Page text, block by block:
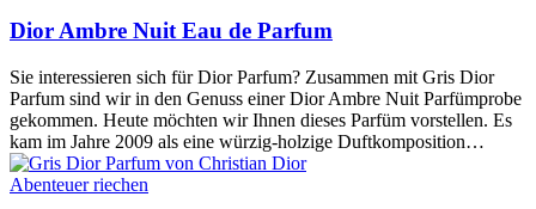
Dior Ambre Nuit Eau de Parfum
Sie interessieren sich für Dior Parfum? Zusammen mit Gris Dior
Parfum sind wir in den Genuss einer Dior Ambre Nuit Parfümprobe
gekommen. Heute möchten wir Ihnen dieses Parfüm vorstellen. Es
kam im Jahre 2009 als eine würzig-holzige Duftkomposition…
Abenteuer riechen